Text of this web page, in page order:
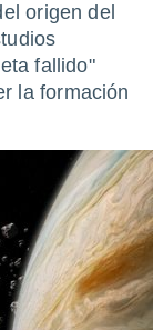
origen del
fallido"
la formación